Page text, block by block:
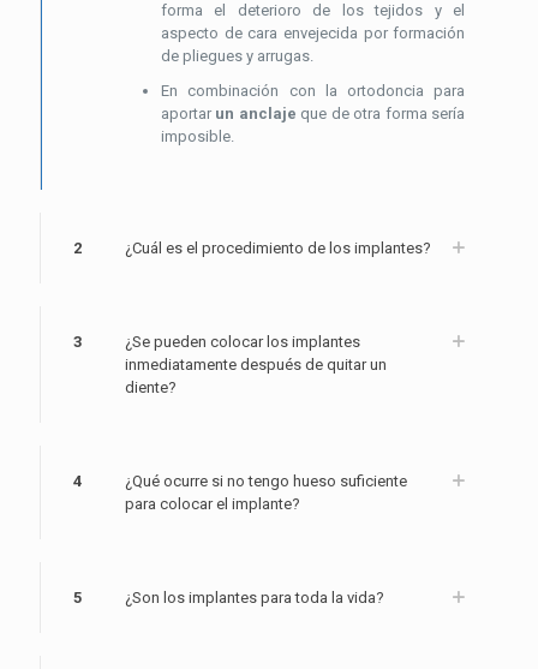
forma el deterioro de los tejidos y el
aspecto de cara envejecida por formación
de pliegues y arrugas.
En combinación con la ortodoncia para
aportar un anclaje que de otra forma sería
imposible.
2 ¿Cuál es el procedimiento de los implantes?
3
¿Se pueden colocar los implantes
inmediatamente después de quitar un
diente?
4
¿Qué ocurre si no tengo hueso suficiente
para colocar el implante?
5 ¿Son los implantes para toda la vida?